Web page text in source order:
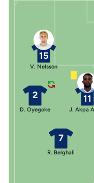
15
V. Nelsson
11
J. Akpa
2
D. Oyegoke
7
R. Belghali